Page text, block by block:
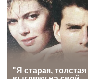
5
🏠
квартиру
2581 7
6
⚠️ Доброе
главных